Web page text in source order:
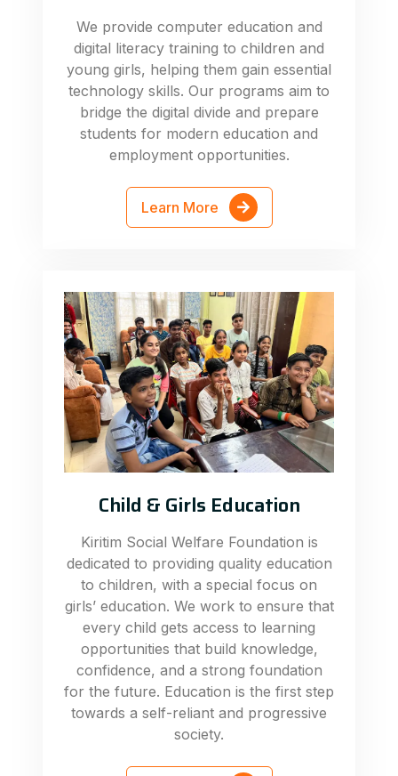
We provide computer education and
digital literacy training to children and
young girls, helping them gain essential
technology skills. Our programs aim to
bridge the digital divide and prepare
students for modern education and
employment opportunities.
Learn More
Child & Girls Education
Kiritim Social Welfare Foundation is
dedicated to providing quality education
to children, with a special focus on
girls’ education. We work to ensure that
every child gets access to learning
opportunities that build knowledge,
confidence, and a strong foundation
for the future. Education is the first step
towards a self-reliant and progressive
society.